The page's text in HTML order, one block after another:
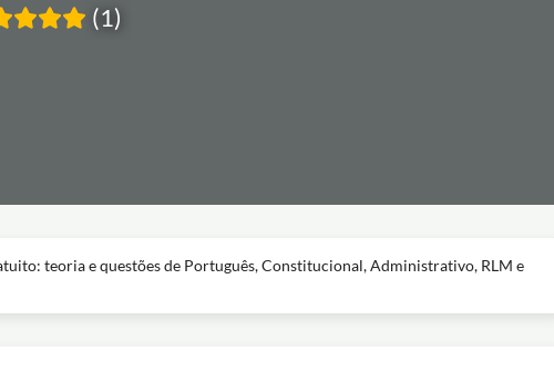
(1)
teoria e questões de Português, Constitucional, Administrativo, RLM e